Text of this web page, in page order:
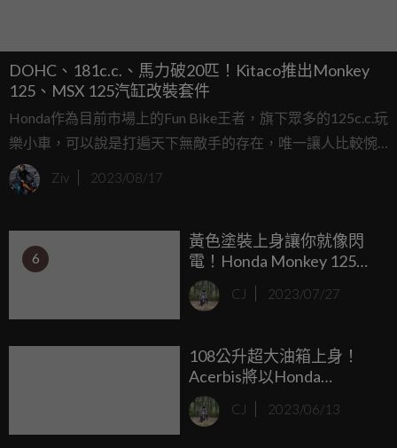
DOHC、181c.c.、馬力破20匹！Kitaco推出Monkey
125、MSX 125汽缸改裝套件
Honda作為目前市場上的Fun Bike王者，旗下眾多的125c.c.玩
樂小車，可以說是打遍天下無敵手的存在，唯一讓人比較惋
惜的部分，就是這顆125c.c.引擎的動力表現，比較難滿足熱
血派的騎士，對此日本改裝品牌Kitaco就要來幫大家解決這
這次輪到Monkey、MSX獲得汽缸改裝升級了！
Ziv 2023/08/17
6
黃色塗裝上身讓你就像閃
電！Honda Monkey 125
Lightning Edition泰國市場
販售中CJ 2023/07/27
108公升超大油箱上身！
Acerbis將以Honda
Monkey挑戰「使用一桶汽
油行駛最遠距離」世界紀
CJ 2023/06/13